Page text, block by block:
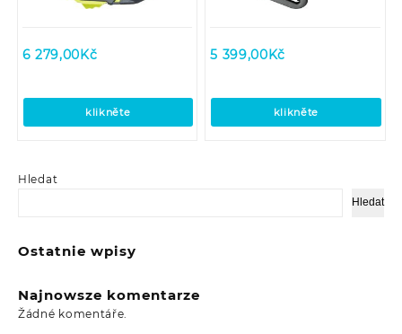
Hledat
Hledat
Ostatnie wpisy
Najnowsze komentarze
Žádné komentáře.
6 279,00 Kč
klikněte
5 399,00 Kč
klikněte